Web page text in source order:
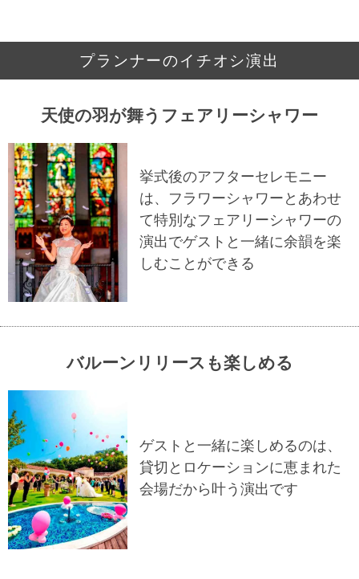
プランナーのイチオシ演出
天使の羽が舞うフェアリーシャワー
挙式後のアフターセレモニー
は、フラワーシャワーとあわせ
て特別なフェアリーシャワーの
演出でゲストと一緒に余韻を楽
しむことができる
バルーンリリースも楽しめる
ゲストと一緒に楽しめるのは、
貸切とロケーションに恵まれた
会場だから叶う演出です